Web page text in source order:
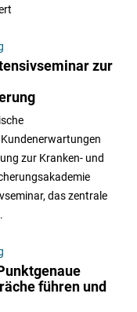
zur
zur Kranken- und
das zentrale
führen und